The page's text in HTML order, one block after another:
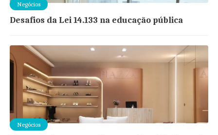
Negócios
Desafios da Lei 14.133 na educação pública
Negócios